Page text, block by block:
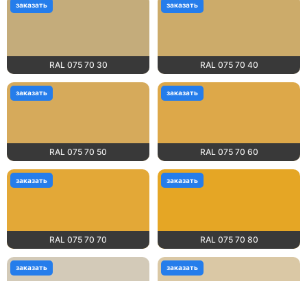
RAL 075 70 30
заказать
RAL 075 70 40
заказать
RAL 075 70 50
заказать
RAL 075 70 60
заказать
RAL 075 70 70
заказать
RAL 075 70 80
заказать
заказать заказать